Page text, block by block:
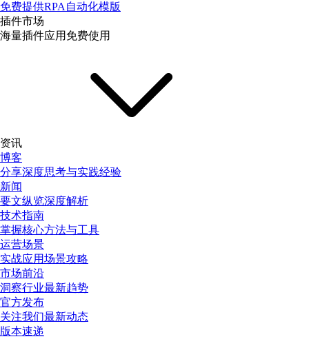
免费提供RPA自动化模版
插件市场
海量插件应用免费使用
资讯
博客
分享深度思考与实践经验
新闻
要文纵览深度解析
技术指南
掌握核心方法与工具
运营场景
实战应用场景攻略
市场前沿
洞察行业最新趋势
官方发布
关注我们最新动态
版本速递